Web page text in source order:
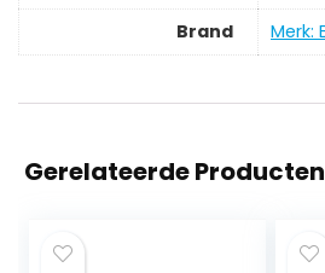
Brand Merk:
Gerelateerde Producten